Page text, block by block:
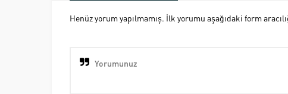
Henüz yorum yapılmamış. İlk yorumu aşağıdaki form